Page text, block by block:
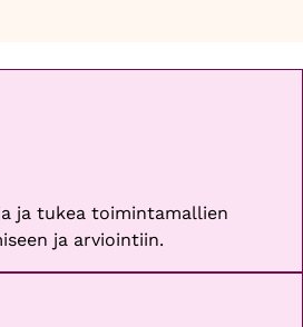
ja tukea toimintamallien
ja arviointiin.